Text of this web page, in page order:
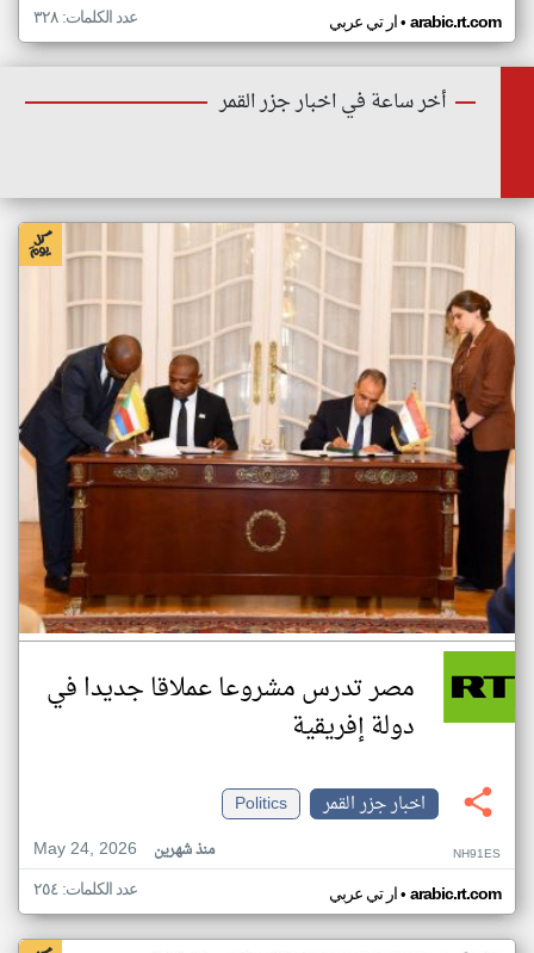
ار تي عربي• arabic.rt.com عدد الكلمات: ٣٢٨
أخر ساعة في اخبار جزر القمر
مصر تدرس مشروعا عملاقا جديدا في
دولة إفريقية
اخبار جزر القمر
Politics
May 24, 2026
منذ شهرين NH91ES
ار تي عربي• arabic.rt.com عدد الكلمات: ٢٥٤